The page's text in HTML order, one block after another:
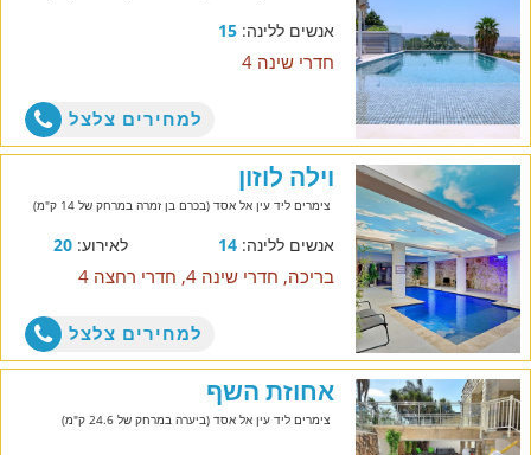
אנשים ללינה:15
חדרי שינה 4
למחירים צלצל
וילה לוזון
צימרים ליד עין אל אסד (בכרם בן זמרה במרחק של 14 ק"מ)
אנשים ללינה:14 לאירוע:20
בריכה, חדרי שינה 4, חדרי רחצה 4
למחירים צלצל
אחוזת השף
צימרים ליד עין אל אסד (ביערה במרחק של 24.6 ק"מ)